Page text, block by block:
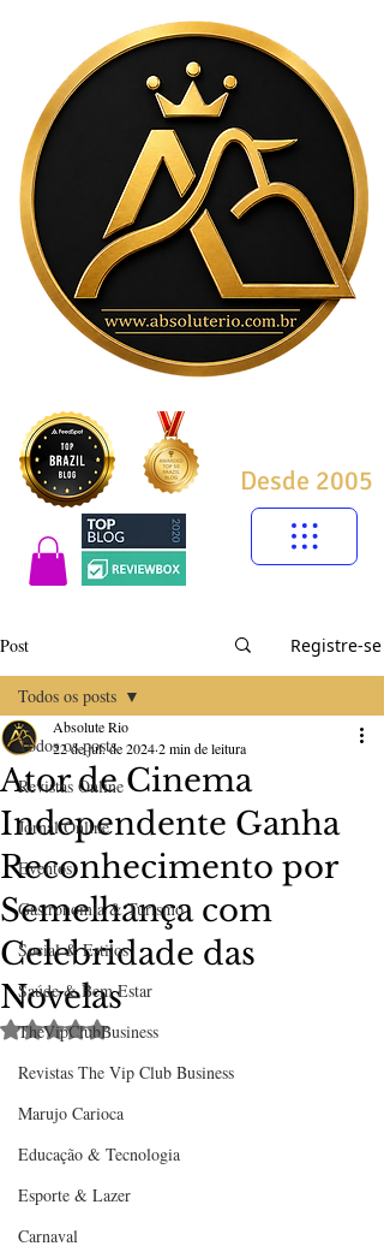
Desde 2005
Post Registre-se
Todos os posts
Revistas Online
Jornal Online
Eventos
Gastronomia & Turismo
Social & Estilos
Saúde & Bem Estar
TheVipClubBusiness
Revistas The Vip Club Business
Marujo Carioca
Educação & Tecnologia
Esporte & Lazer
Carnaval
Todos os posts
Ator de Cinema
Independente Ganha
Reconhecimento por
Semelhança com
Celebridade das
Novelas
Absolute Rio
22 de jul. de 20242 min de leitura
Avaliado com NaN de 5 estrelas.